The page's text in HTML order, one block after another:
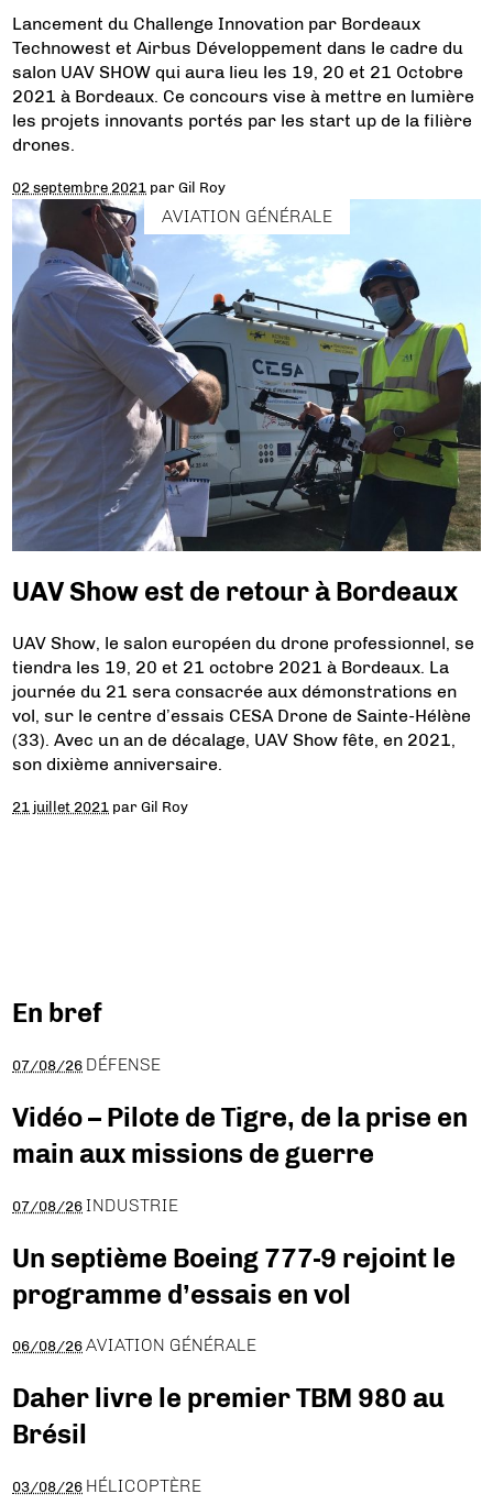
Lancement du Challenge Innovation par Bordeaux
Technowest et Airbus Développement dans le cadre du
salon UAV SHOW qui aura lieu les 19, 20 et 21 Octobre
2021 à Bordeaux. Ce concours vise à mettre en lumière
les projets innovants portés par les start up de la filière
drones.
02 septembre 2021 parGil Roy
AVIATION GÉNÉRALE
UAV Show est de retour à Bordeaux
UAV Show, le salon européen du drone professionnel, se
tiendra les 19, 20 et 21 octobre 2021 à Bordeaux. La
journée du 21 sera consacrée aux démonstrations en
vol, sur le centre d’essais CESA Drone de Sainte-Hélène
(33). Avec un an de décalage, UAV Show fête, en 2021,
son dixième anniversaire.
21 juillet 2021 parGil Roy
En bref
07/08/26 DÉFENSE
Vidéo – Pilote de Tigre, de la prise en
main aux missions de guerre
07/08/26 INDUSTRIE
Un septième Boeing 777-9 rejoint le
programme d’essais en vol
06/08/26 AVIATION GÉNÉRALE
Daher livre le premier TBM 980 au
Brésil
03/08/26 HÉLICOPTÈRE